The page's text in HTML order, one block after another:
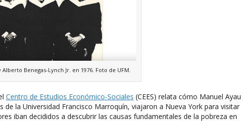
Benegas-Lynch Jr. en 1976. Foto de UFM.
Centro de Estudios Económico-Sociales (CEES) relata cómo Manuel Ayau
de la Universidad Francisco Marroquín, viajaron a Nueva York para visitar
iban decididos a descubrir las causas fundamentales de la pobreza en